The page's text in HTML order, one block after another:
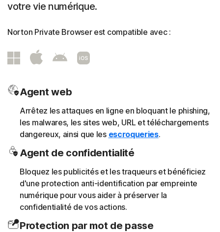
votre vie numérique.
Norton Private Browser est compatible avec :
Agent web
Arrêtez les attaques en ligne en bloquant le phishing,
les malwares, les sites web, URL et téléchargements
dangereux, ainsi que les escroqueries.
Agent de confidentialité
Bloquez les publicités et les traqueurs et bénéficiez
d'une protection anti-identification par empreinte
numérique pour vous aider à préserver la
confidentialité de vos actions.
Protection par mot de passe